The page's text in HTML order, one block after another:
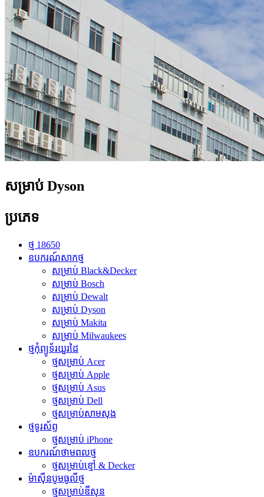
សម្រាប់ Dyson
ប្រភេទ
ថ្ម 18650
ឧបករណ៍សាកថ្ម
សម្រាប់ Black&Decker
សម្រាប់ Bosch
សម្រាប់ Dewalt
សម្រាប់ Dyson
សម្រាប់ Makita
សម្រាប់ Milwaukees
ថ្មកុំព្យូទ័រយួរដៃ
ថ្មសម្រាប់ Acer
ថ្មសម្រាប់ Apple
ថ្មសម្រាប់ Asus
ថ្មសម្រាប់ Dell
ថ្មសម្រាប់សាមសុង
ថ្មទូរស័ព្ទ
ថ្មសម្រាប់ iPhone
ឧបករណ៍ថាមពលថ្ម
ថ្មសម្រាប់ខ្មៅ & Decker
ម៉ាស៊ីនបូមធូលីថ្ម
ថ្មសម្រាប់ឌីសុន